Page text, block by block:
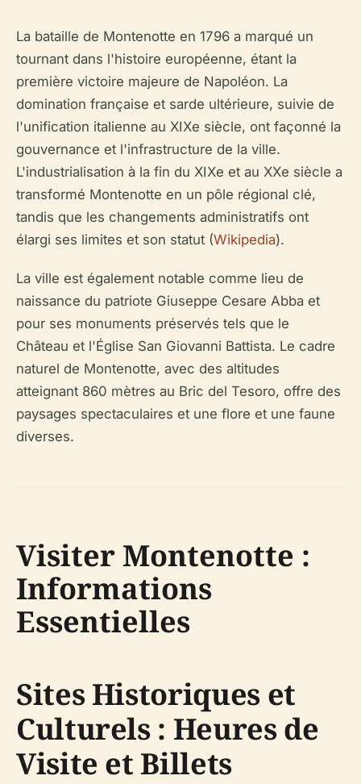
La bataille de Montenotte en 1796 a marqué un
tournant dans l'histoire européenne, étant la
première victoire majeure de Napoléon. La
domination française et sarde ultérieure, suivie de
l'unification italienne au XIXe siècle, ont façonné la
gouvernance et l'infrastructure de la ville.
L'industrialisation à la fin du XIXe et au XXe siècle a
transformé Montenotte en un pôle régional clé,
tandis que les changements administratifs ont
élargi ses limites et son statut (Wikipedia).
La ville est également notable comme lieu de
naissance du patriote Giuseppe Cesare Abba et
pour ses monuments préservés tels que le
Château et l'Église San Giovanni Battista. Le cadre
naturel de Montenotte, avec des altitudes
atteignant 860 mètres au Bric del Tesoro, offre des
paysages spectaculaires et une flore et une faune
diverses.
Visiter Montenotte :
Informations
Essentielles
Sites Historiques et
Culturels : Heures de
Visite et Billets